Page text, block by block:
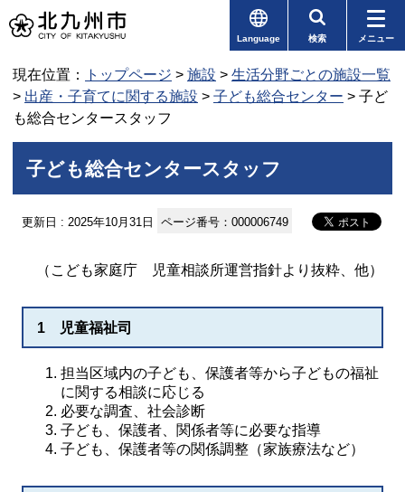
Language 検索 メニュー
現在位置： トップページ > 施設 > 生活分野ごとの施設一覧
> 出産・子育てに関する施設 > 子ども総合センター > 子ど
も総合センタースタッフ
子ども総合センタースタッフ
更新日 : 2025年10月31日 ページ番号：000006749
（こども家庭庁 児童相談所運営指針より抜粋、他）
1 児童福祉司
担当区域内の子ども、保護者等から子どもの福祉
に関する相談に応じる
必要な調査、社会診断
子ども、保護者、関係者等に必要な指導
子ども、保護者等の関係調整（家族療法など）